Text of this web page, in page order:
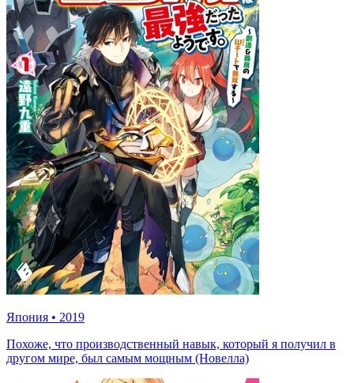
Япония • 2019
Похоже, что производственный навык, который я получил в
другом мире, был самым мощным (Новелла)